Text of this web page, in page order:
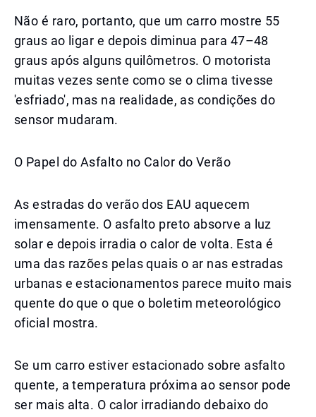
Não é raro, portanto, que um carro mostre 55
graus ao ligar e depois diminua para 47–48
graus após alguns quilômetros. O motorista
muitas vezes sente como se o clima tivesse
'esfriado', mas na realidade, as condições do
sensor mudaram.
O Papel do Asfalto no Calor do Verão
As estradas do verão dos EAU aquecem
imensamente. O asfalto preto absorve a luz
solar e depois irradia o calor de volta. Esta é
uma das razões pelas quais o ar nas estradas
urbanas e estacionamentos parece muito mais
quente do que o que o boletim meteorológico
oficial mostra.
Se um carro estiver estacionado sobre asfalto
quente, a temperatura próxima ao sensor pode
ser mais alta. O calor irradiando debaixo do